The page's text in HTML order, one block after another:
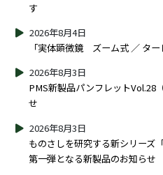
す
「実体顕微鏡 ズーム式 ／ タ
2026年8月4日
PMS新製品パンフレットVol.28
せ
2026年8月3日
ものさしを研究する新シリーズ
第一弾となる新製品のお知らせ
2026年8月3日